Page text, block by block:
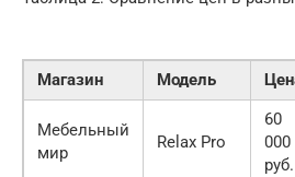
Магазин Модель
Мебельный
мир
Relax Pro
60
000
руб.